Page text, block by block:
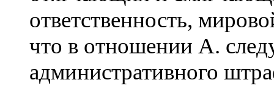
ответственность,
что в отношении А.
административного